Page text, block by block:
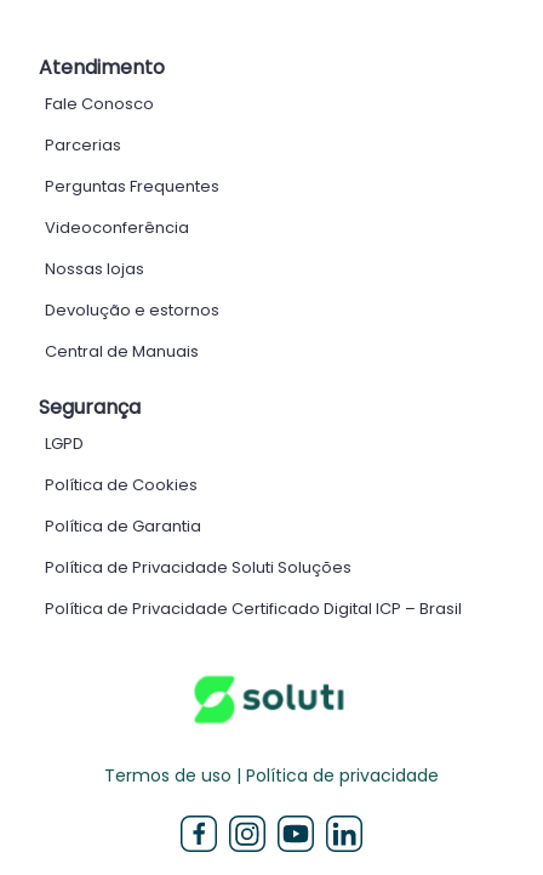
Atendimento
Fale Conosco
Parcerias
Perguntas Frequentes
Videoconferência
Nossas lojas
Devolução e estornos
Central de Manuais
Segurança
LGPD
Política de Cookies
Política de Garantia
Política de Privacidade Soluti Soluções
Política de Privacidade Certificado Digital ICP – Brasil ​
Termos de uso | Política de privacidade